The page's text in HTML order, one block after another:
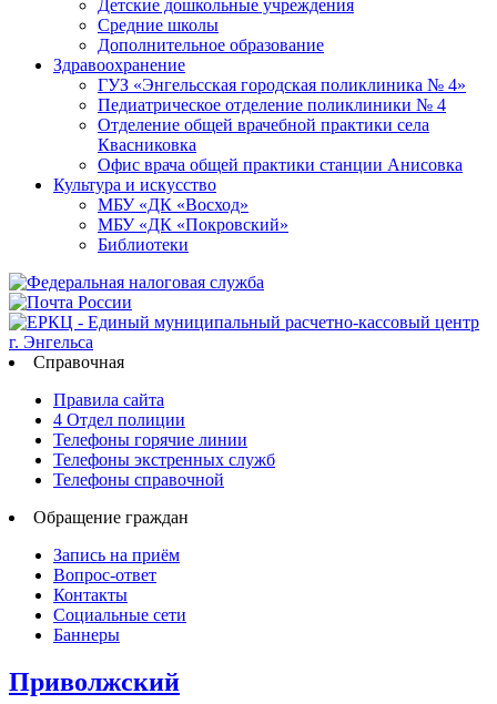
Детские дошкольные учреждения
Средние школы
Дополнительное образование
Здравоохранение
ГУЗ «Энгельсская городская поликлиника № 4»
Педиатрическое отделение поликлиники № 4
Отделение общей врачебной практики села
Квасниковка
Офис врача общей практики станции Анисовка
Культура и искусство
МБУ «ДК «Восход»
МБУ «ДК «Покровский»
Библиотеки
Справочная
Правила сайта
4 Отдел полиции
Телефоны горячие линии
Телефоны экстренных служб
Телефоны справочной
Обращение граждан
Запись на приём
Вопрос-ответ
Контакты
Социальные сети
Баннеры
Приволжский